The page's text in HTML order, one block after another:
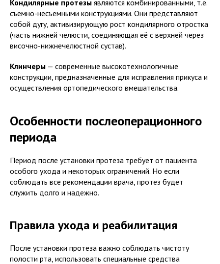
Кондилярные протезы являются комбинированными, т.е.
съемно-несъемными конструкциями. Они представляют
собой дугу, активизирующую рост кондилярного отростка
(часть нижней челюсти, соединяющая её с верхней через
височно-нижнечелюстной сустав).
Клинчеры — современные высокотехнологичные
конструкции, предназначенные для исправления прикуса и
осуществления ортопедического вмешательства.
Особенности послеоперационного
периода
Период после установки протеза требует от пациента
особого ухода и некоторых ограничений. Но если
соблюдать все рекомендации врача, протез будет
служить долго и надежно.
Правила ухода и реабилитация
После установки протеза важно соблюдать чистоту
полости рта, использовать специальные средства